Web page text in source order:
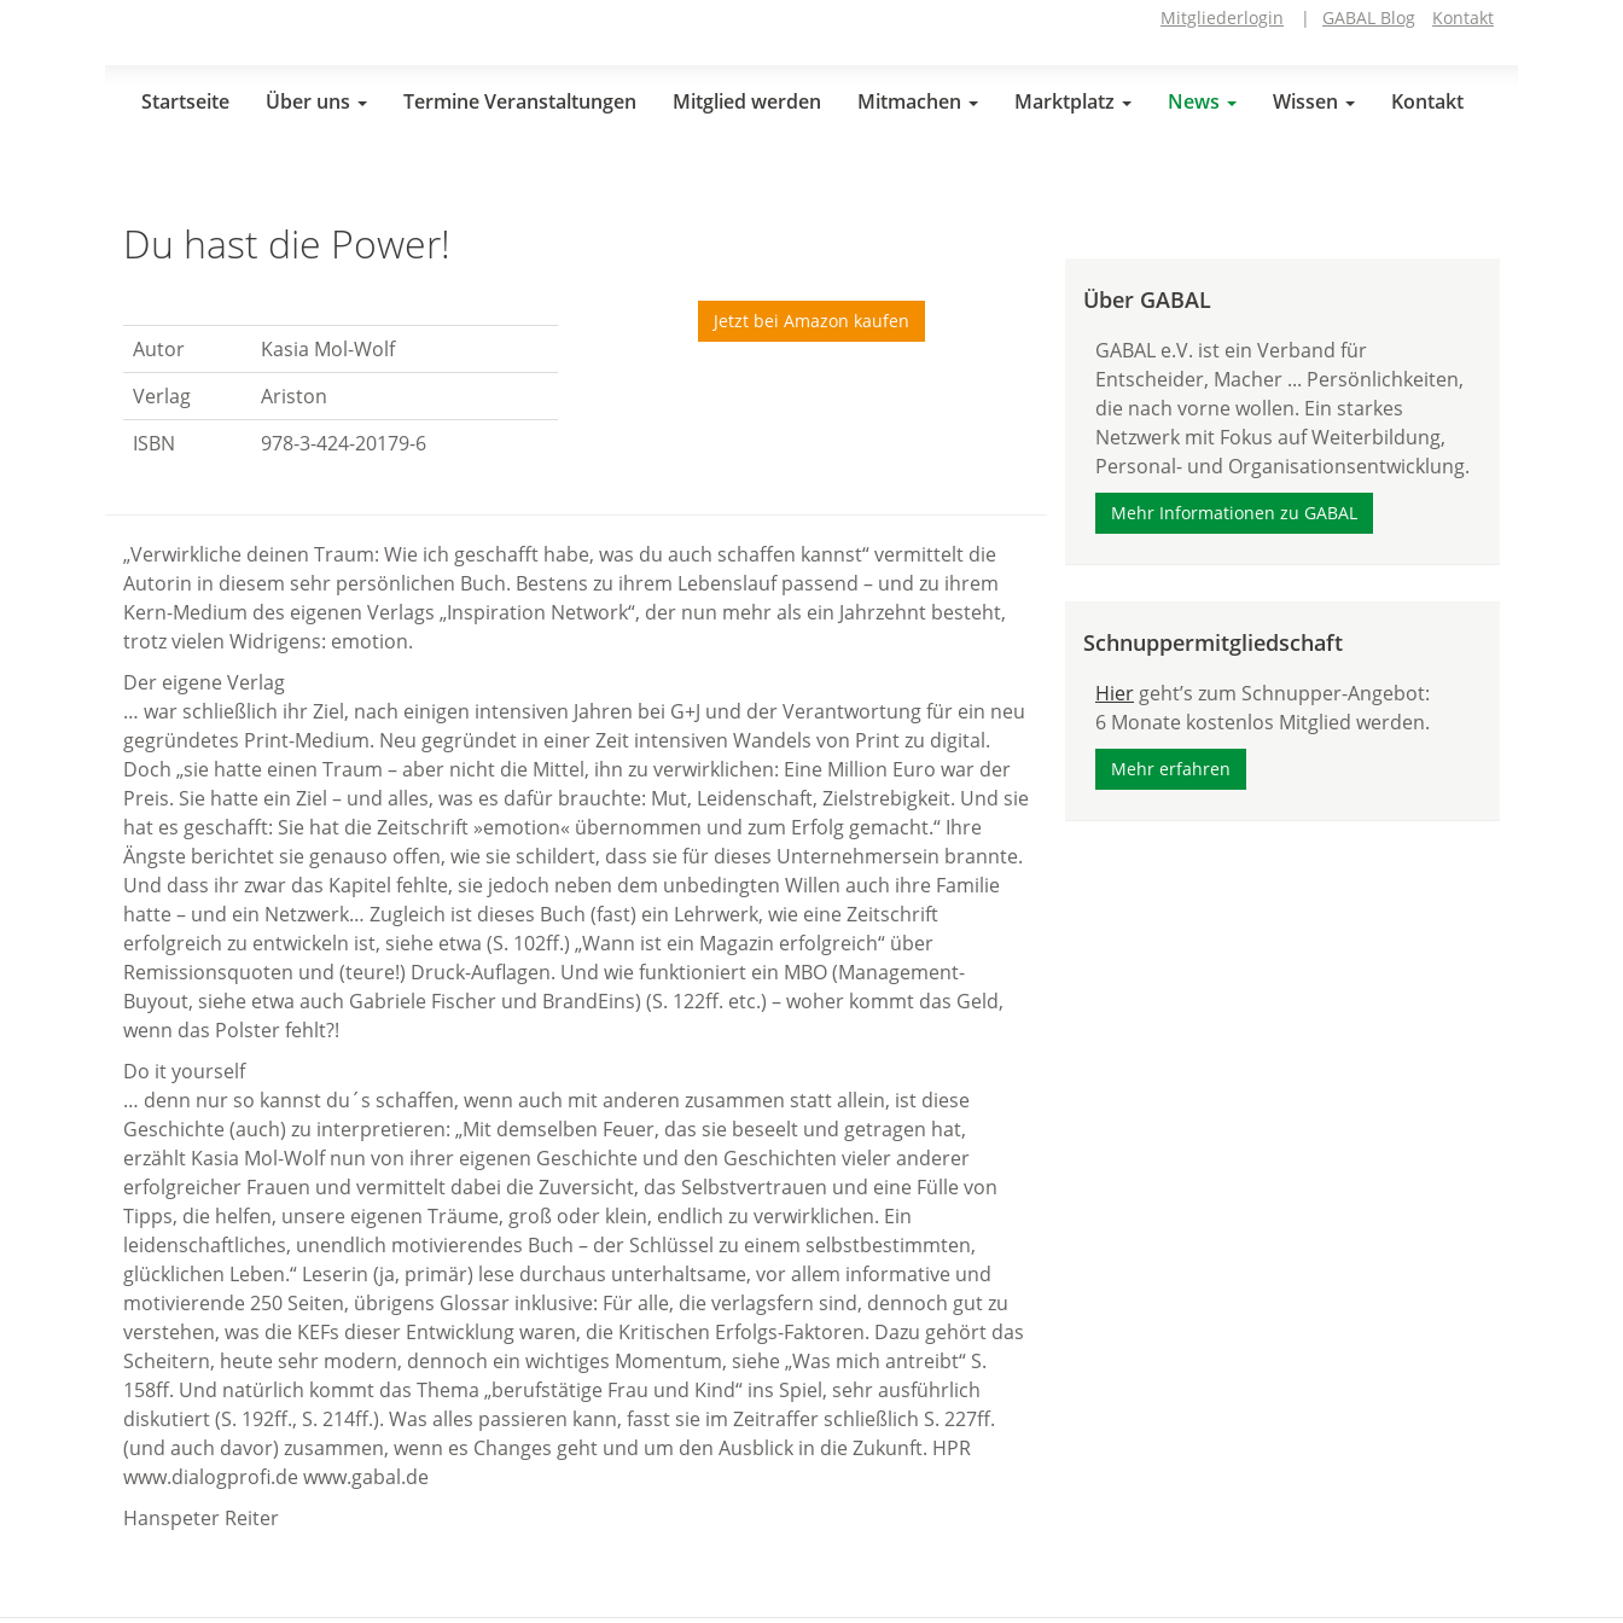
Mitgliederlogin | GABAL Blog Kontakt
Startseite Über uns Termine Veranstaltungen Mitglied werden Mitmachen Marktplatz News Wissen Kontakt
Du hast die Power!
Autor
Kasia Mol-Wolf
Verlag
Ariston
ISBN
978-3-424-20179-6
Jetzt bei Amazon kaufen
„Verwirkliche deinen Traum: Wie ich geschafft habe, was du auch schaffen kannst“ vermittelt die
Autorin in diesem sehr persönlichen Buch. Bestens zu ihrem Lebenslauf passend – und zu ihrem
Kern-Medium des eigenen Verlags „Inspiration Network“, der nun mehr als ein Jahrzehnt besteht,
trotz vielen Widrigens: emotion.
Der eigene Verlag
… war schließlich ihr Ziel, nach einigen intensiven Jahren bei G+J und der Verantwortung für ein neu
gegründetes Print-Medium. Neu gegründet in einer Zeit intensiven Wandels von Print zu digital.
Doch „sie hatte einen Traum – aber nicht die Mittel, ihn zu verwirklichen: Eine Million Euro war der
Preis. Sie hatte ein Ziel – und alles, was es dafür brauchte: Mut, Leidenschaft, Zielstrebigkeit. Und sie
hat es geschafft: Sie hat die Zeitschrift »emotion« übernommen und zum Erfolg gemacht.“ Ihre
Ängste berichtet sie genauso offen, wie sie schildert, dass sie für dieses Unternehmersein brannte.
Und dass ihr zwar das Kapitel fehlte, sie jedoch neben dem unbedingten Willen auch ihre Familie
hatte – und ein Netzwerk… Zugleich ist dieses Buch (fast) ein Lehrwerk, wie eine Zeitschrift
erfolgreich zu entwickeln ist, siehe etwa (S. 102ff.) „Wann ist ein Magazin erfolgreich“ über
Remissionsquoten und (teure!) Druck-Auflagen. Und wie funktioniert ein MBO (Management-
Buyout, siehe etwa auch Gabriele Fischer und BrandEins) (S. 122ff. etc.) – woher kommt das Geld,
wenn das Polster fehlt?!
Do it yourself
… denn nur so kannst du´s schaffen, wenn auch mit anderen zusammen statt allein, ist diese
Geschichte (auch) zu interpretieren: „Mit demselben Feuer, das sie beseelt und getragen hat,
erzählt Kasia Mol-Wolf nun von ihrer eigenen Geschichte und den Geschichten vieler anderer
erfolgreicher Frauen und vermittelt dabei die Zuversicht, das Selbstvertrauen und eine Fülle von
Tipps, die helfen, unsere eigenen Träume, groß oder klein, endlich zu verwirklichen. Ein
leidenschaftliches, unendlich motivierendes Buch – der Schlüssel zu einem selbstbestimmten,
glücklichen Leben.“ Leserin (ja, primär) lese durchaus unterhaltsame, vor allem informative und
motivierende 250 Seiten, übrigens Glossar inklusive: Für alle, die verlagsfern sind, dennoch gut zu
verstehen, was die KEFs dieser Entwicklung waren, die Kritischen Erfolgs-Faktoren. Dazu gehört das
Scheitern, heute sehr modern, dennoch ein wichtiges Momentum, siehe „Was mich antreibt“ S.
158ff. Und natürlich kommt das Thema „berufstätige Frau und Kind“ ins Spiel, sehr ausführlich
diskutiert (S. 192ff., S. 214ff.). Was alles passieren kann, fasst sie im Zeitraffer schließlich S. 227ff.
(und auch davor) zusammen, wenn es Changes geht und um den Ausblick in die Zukunft. HPR
www.dialogprofi.de www.gabal.de
Hanspeter Reiter
Über GABAL
GABAL e.V. ist ein Verband für
Entscheider, Macher ... Persönlichkeiten,
die nach vorne wollen. Ein starkes
Netzwerk mit Fokus auf Weiterbildung,
Personal- und Organisationsentwicklung.
Mehr Informationen zu GABAL
Schnuppermitgliedschaft
Hier geht’s zum Schnupper-Angebot:
6 Monate kostenlos Mitglied werden.
Mehr erfahren